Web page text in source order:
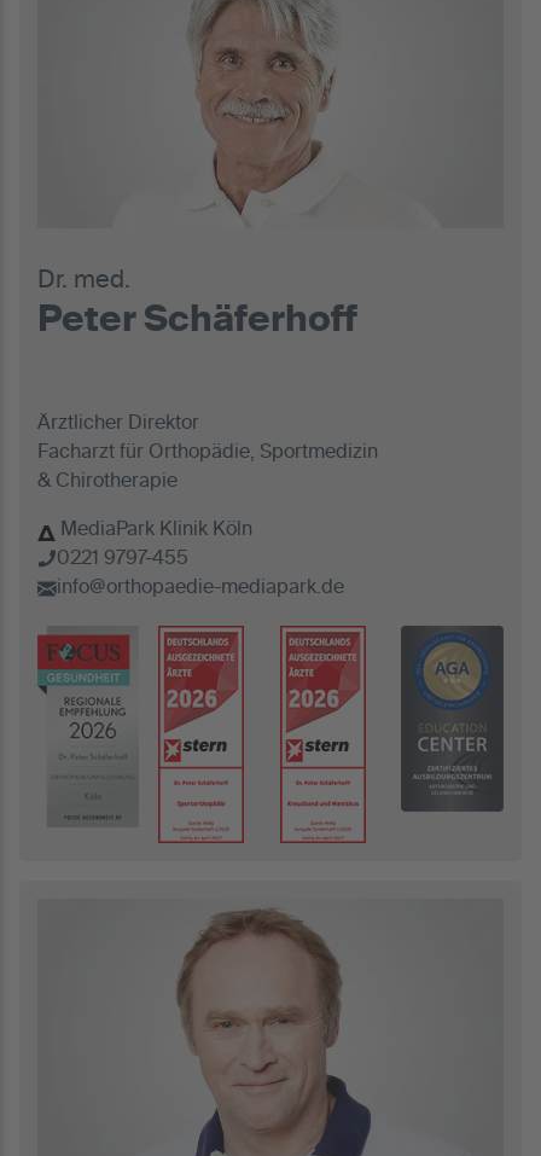
Dr. med.
Peter Schäferhoff
Ärztlicher Direktor
Facharzt für Orthopädie, Sportmedizin
& Chirotherapie
MediaPark Klinik Köln
0221 9797-455
info@orthopaedie-mediapark.de